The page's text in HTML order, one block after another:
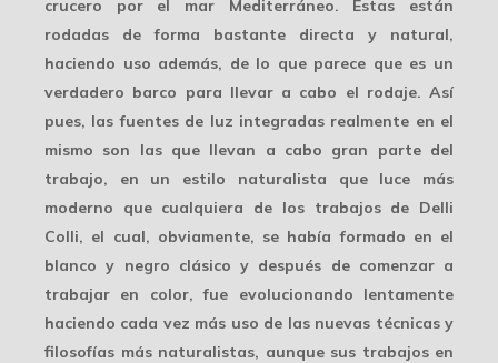
crucero por el mar Mediterráneo. Estas están
rodadas de forma bastante directa y natural,
haciendo uso además, de lo que parece que es un
verdadero barco para llevar a cabo el rodaje. Así
pues, las fuentes de luz integradas realmente en el
mismo son las que llevan a cabo gran parte del
trabajo, en un estilo naturalista que luce más
moderno que cualquiera de los trabajos de Delli
Colli, el cual, obviamente, se había formado en el
blanco y negro clásico y después de comenzar a
trabajar en color, fue evolucionando lentamente
haciendo cada vez más uso de las nuevas técnicas y
filosofías más naturalistas, aunque sus trabajos en